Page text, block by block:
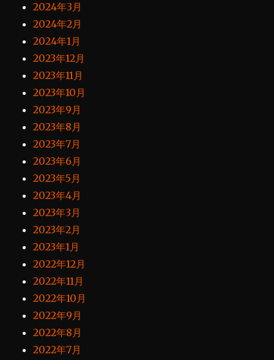
2024年3月
2024年2月
2024年1月
2023年12月
2023年11月
2023年10月
2023年9月
2023年8月
2023年7月
2023年6月
2023年5月
2023年4月
2023年3月
2023年2月
2023年1月
2022年12月
2022年11月
2022年10月
2022年9月
2022年8月
2022年7月